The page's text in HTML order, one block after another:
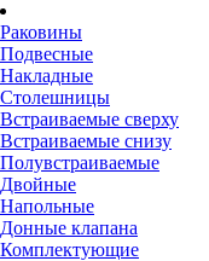
Раковины
Подвесные
Накладные
Столешницы
Встраиваемые сверху
Встраиваемые снизу
Полувстраиваемые
Двойные
Напольные
Донные клапана
Комплектующие